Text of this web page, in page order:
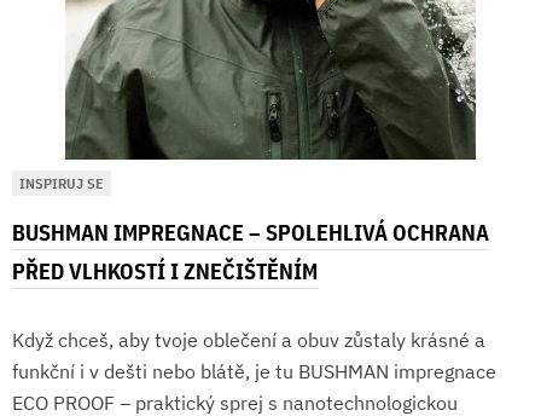
INSPIRUJ SE
BUSHMAN IMPREGNACE – SPOLEHLIVÁ OCHRANA
PŘED VLHKOSTÍ I ZNEČIŠTĚNÍM
Když chceš, aby tvoje oblečení a obuv zůstaly krásné a
funkční i v dešti nebo blátě, je tu BUSHMAN impregnace
ECO PROOF – praktický sprej s nanotechnologickou